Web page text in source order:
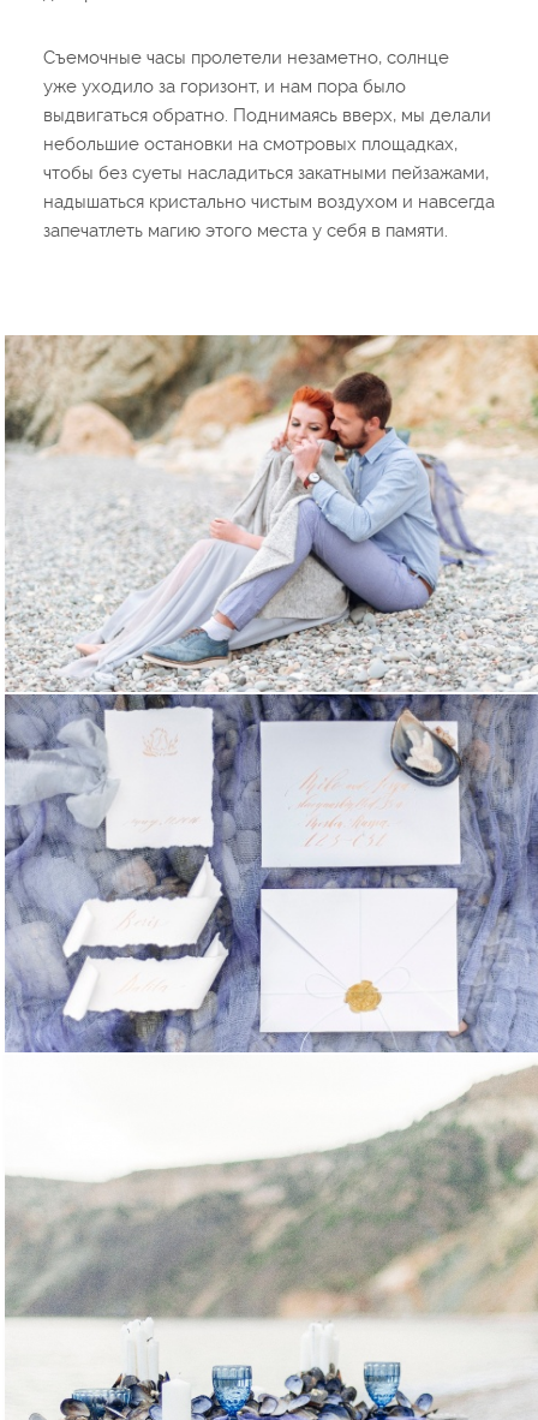
Съемочные часы пролетели незаметно, солнце
уже уходило за горизонт, и нам пора было
выдвигаться обратно. Поднимаясь вверх, мы делали
небольшие остановки на смотровых площадках,
чтобы без суеты насладиться закатными пейзажами,
надышаться кристально чистым воздухом и навсегда
запечатлеть магию этого места у себя в памяти.